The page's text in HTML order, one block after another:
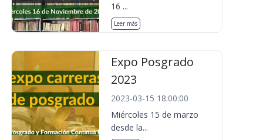
16 ...
Leer más
Expo Posgrado
2023
2023-03-15 18:00:00
Miércoles 15 de marzo
desde la...